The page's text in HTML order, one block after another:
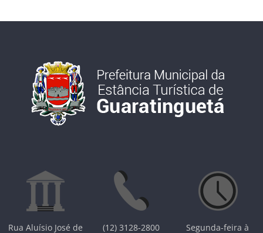
Rua Aluísio José de (12) 3128-2800 Segunda-feira à